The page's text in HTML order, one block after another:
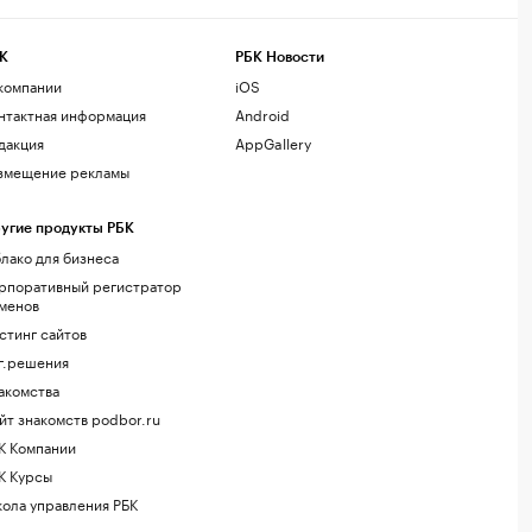
информация
рекламы
продукты РБК
для бизнеса
регистратор
сайтов
знакомств podbor.ru
Компании
Курсы
управления РБК
РБК Новости
iOS
Android
AppGallery